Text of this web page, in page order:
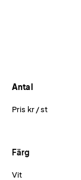
Antal
Pris kr / st
Färg
Vit